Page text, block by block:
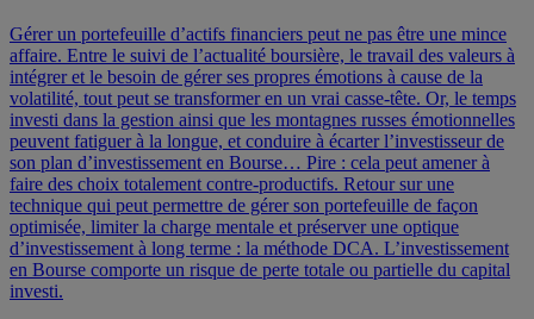
Gérer un portefeuille d’actifs financiers peut ne pas être une mince
affaire. Entre le suivi de l’actualité boursière, le travail des valeurs à
intégrer et le besoin de gérer ses propres émotions à cause de la
volatilité, tout peut se transformer en un vrai casse-tête. Or, le temps
investi dans la gestion ainsi que les montagnes russes émotionnelles
peuvent fatiguer à la longue, et conduire à écarter l’investisseur de
son plan d’investissement en Bourse… Pire : cela peut amener à
faire des choix totalement contre-productifs. Retour sur une
technique qui peut permettre de gérer son portefeuille de façon
optimisée, limiter la charge mentale et préserver une optique
d’investissement à long terme : la méthode DCA. L’investissement
en Bourse comporte un risque de perte totale ou partielle du capital
investi.